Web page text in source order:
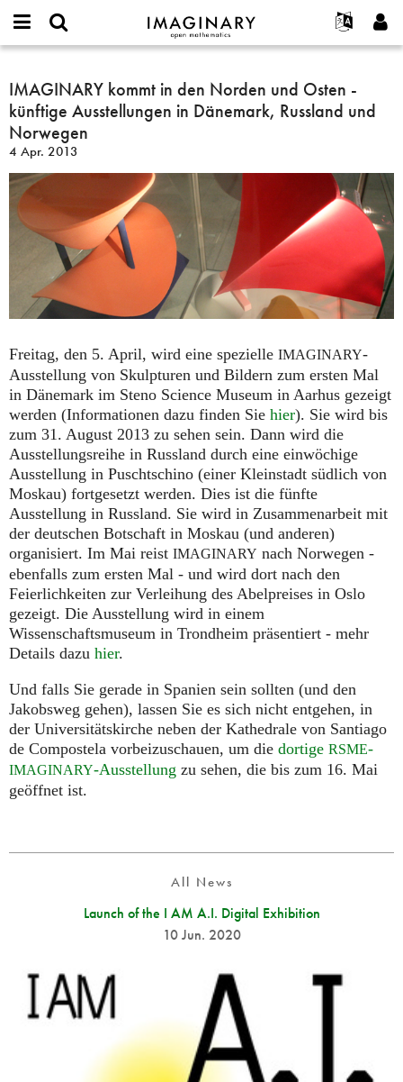
IMAGINARY
open
Français
Deutsch
Türkçe
Programme
Galerien
Filme
Texte
Ausstellungen
Mehr...
Projekte
Mitmachen
or
username
*
Passwort
*
Neues Benutzerkonto erstellen
Neues Passwort anfordern
Suche
IMAGINARY
kommt
in
den
Norden
und
Osten
künftige
Ausstellungen
in
Dänemark,
Russland
Norwegen
IMAGINARY kommt in den Norden und Osten -
künftige Ausstellungen in Dänemark, Russland und
Norwegen
4 Apr. 2013
Freitag, den 5. April, wird eine spezielle IMAGINARY-
Ausstellung von Skulpturen und Bildern zum ersten Mal
in Dänemark im Steno Science Museum in Aarhus gezeigt
werden (Informationen dazu finden Sie hier). Sie wird bis
zum 31. August 2013 zu sehen sein. Dann wird die
Ausstellungsreihe in Russland durch eine einwöchige
Ausstellung in Puschtschino (einer Kleinstadt südlich von
Moskau) fortgesetzt werden. Dies ist die fünfte
Ausstellung in Russland. Sie wird in Zusammenarbeit mit
der deutschen Botschaft in Moskau (und anderen)
organisiert. Im Mai reist IMAGINARY nach Norwegen -
ebenfalls zum ersten Mal - und wird dort nach den
Feierlichkeiten zur Verleihung des Abelpreises in Oslo
gezeigt. Die Ausstellung wird in einem
Wissenschaftsmuseum in Trondheim präsentiert - mehr
Details dazu hier.
Und falls Sie gerade in Spanien sein sollten (und den
Jakobsweg gehen), lassen Sie es sich nicht entgehen, in
der Universitätskirche neben der Kathedrale von Santiago
de Compostela vorbeizuschauen, um die dortige RSME-
IMAGINARY-Ausstellung zu sehen, die bis zum 16. Mai
geöffnet ist.
All News
Launch of the I AM A.I. Digital Exhibition
10 Jun. 2020